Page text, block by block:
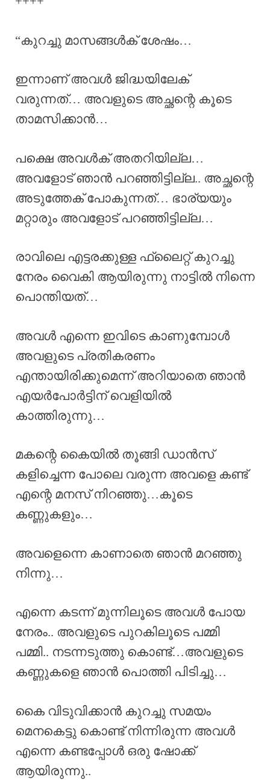
“കുറച്ചു മാസങ്ങൾക് ശേഷം…
ഇന്നാണ് അവൾ ജിദ്ധയിലേക്
വരുന്നത്… അവളുടെ അച്ഛന്റെ കൂടെ
താമസിക്കാൻ…
പക്ഷെ അവൾക് അതറിയില്ല…
അവളോട് ഞാൻ പറഞ്ഞിട്ടില്ല.. അച്ഛന്റെ
അടുത്തേക് പോകുന്നത്… ഭാര്യയും
മറ്റാരും അവളോട് പറഞ്ഞിട്ടില്ല…
രാവിലെ എട്ടരക്കുള്ള ഫ്ലൈറ്റ് കുറച്ചു
നേരം വൈകി ആയിരുന്നു നാട്ടിൽ നിന്നെ
പൊന്തിയത്…
അവൾ എന്നെ ഇവിടെ കാണുമ്പോൾ
അവളുടെ പ്രതികരണം
എന്തായിരിക്കുമെന്ന് അറിയാതെ ഞാൻ
എയർപോർട്ടിന് വെളിയിൽ
കാത്തിരുന്നു…
മകന്റെ കൈയിൽ തൂങ്ങി ഡാൻസ്
കളിച്ചെന്ന പോലെ വരുന്ന അവളെ കണ്ട്
എന്റെ മനസ് നിറഞ്ഞു…കൂടെ
കണ്ണുകളും…
അവളെന്നെ കാണാതെ ഞാൻ മറഞ്ഞു
നിന്നു…
എന്നെ കടന്ന് മുന്നിലൂടെ അവൾ പോയ
നേരം.. അവളുടെ പുറകിലൂടെ പമ്മി
പമ്മി.. നടന്നടുത്തു കൊണ്ട്…അവളുടെ
കണ്ണുകളെ ഞാൻ പൊത്തി പിടിച്ചു…
കൈ വിടുവിക്കാൻ കുറച്ചു സമയം
മെനകെട്ടു കൊണ്ട് നിന്നിരുന്ന അവൾ
എന്നെ കണ്ടപ്പോൾ ഒരു ഷോക്ക്
ആയിരുന്നു..